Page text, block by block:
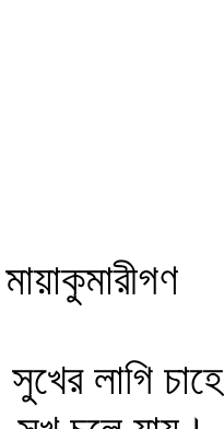
মায়াকুমারীগণ
সুখের লাগি